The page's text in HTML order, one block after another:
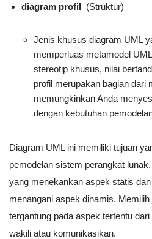
diagram profil (Struktur)
Jenis khusus diagram UML
memperluas metamodel
stereotip khusus, nilai
profil merupakan bagian dari
memungkinkan Anda
dengan kebutuhan
Diagram UML ini memiliki tujuan
pemodelan sistem perangkat
yang menekankan aspek statis
menangani aspek dinamis.
tergantung pada aspek tertentu
wakili atau komunikasikan.